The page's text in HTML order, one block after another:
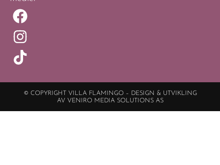
© COPYRIGHT VILLA FLAMINGO – DESIGN & UTVIKLING
AV VENIRO MEDIA SOLUTIONS AS